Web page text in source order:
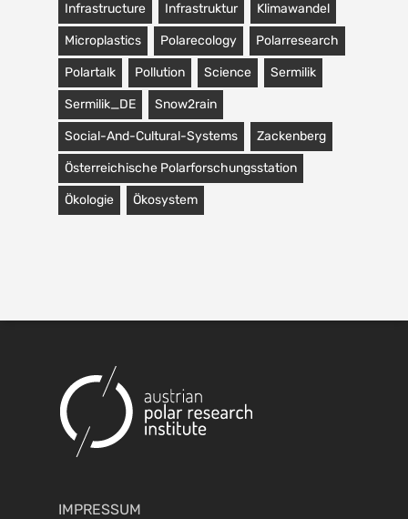
Infrastructure Infrastruktur Klimawandel
Microplastics Polarecology Polarresearch
Polartalk Pollution Science Sermilik
Sermilik_DE Snow2rain
Social-And-Cultural-Systems Zackenberg
Österreichische Polarforschungsstation
Ökologie Ökosystem
IMPRESSUM